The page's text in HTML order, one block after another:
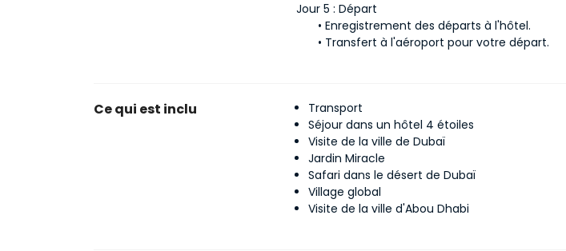
Jour 5 : Départ
Enregistrement des départs à l'hôtel.
Transfert à l'aéroport pour votre départ.
Ce qui est inclu
Transport
Séjour dans un hôtel 4 étoiles
Visite de la ville de Dubaï
Jardin Miracle
Safari dans le désert de Dubaï
Village global
Visite de la ville d'Abou Dhabi